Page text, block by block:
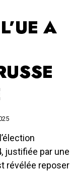
A
justifiée par une
révélée reposer